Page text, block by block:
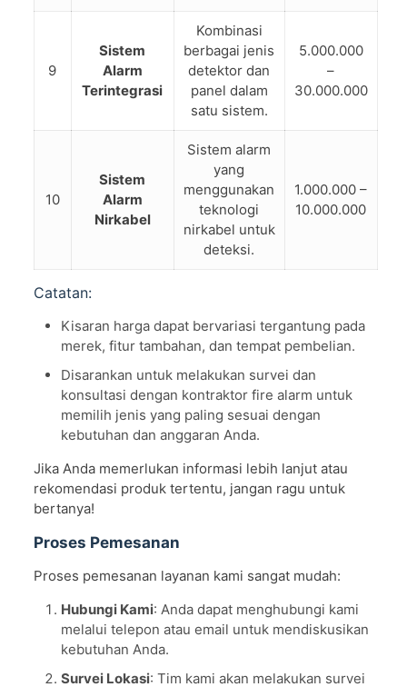
9
Sistem
Alarm
Terintegrasi
Kombinasi
berbagai jenis
detektor dan
panel dalam
satu sistem.
5.000.000
–
30.000.000
10
Sistem
Alarm
Nirkabel
Sistem alarm
yang
menggunakan
teknologi
nirkabel untuk
deteksi.
1.000.000 –
10.000.000
Catatan:
Kisaran harga dapat bervariasi tergantung pada
merek, fitur tambahan, dan tempat pembelian.
Disarankan untuk melakukan survei dan
konsultasi dengan kontraktor fire alarm untuk
memilih jenis yang paling sesuai dengan
kebutuhan dan anggaran Anda.
Jika Anda memerlukan informasi lebih lanjut atau
rekomendasi produk tertentu, jangan ragu untuk
bertanya!
Proses Pemesanan
Proses pemesanan layanan kami sangat mudah:
Hubungi Kami: Anda dapat menghubungi kami
melalui telepon atau email untuk mendiskusikan
kebutuhan Anda.
Survei Lokasi: Tim kami akan melakukan survei